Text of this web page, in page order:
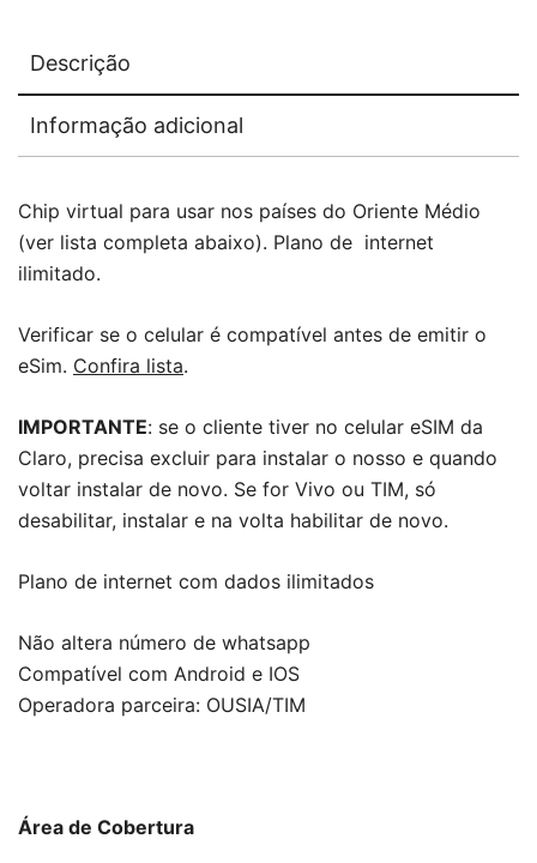
Descrição
Informação adicional
Chip virtual para usar nos países do Oriente Médio
(ver lista completa abaixo). Plano de internet
ilimitado.
Verificar se o celular é compatível antes de emitir o
eSim. Confira lista.
IMPORTANTE: se o cliente tiver no celular eSIM da
Claro, precisa excluir para instalar o nosso e quando
voltar instalar de novo. Se for Vivo ou TIM, só
desabilitar, instalar e na volta habilitar de novo.
Plano de internet com dados ilimitados
Não altera número de whatsapp
Compatível com Android e IOS
Operadora parceira: OUSIA/TIM
Área de Cobertura